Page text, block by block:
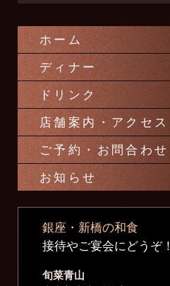
ホーム
ディナー
ドリンク
店舗案内・アクセス
ご予約・お問合わせ
お知らせ
銀座・新橋の和食
接待やご宴会にどうぞ！
旬菜青山